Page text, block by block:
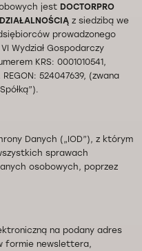
jest DOCTORPRO
z siedzibą we
prowadzonego
Wydział Gospodarczy
KRS: 0001010541,
524047639, (zwana
Danych („IOD”), z którym
sprawach
osobowych, poprzez
na podany adres
formie newslettera,